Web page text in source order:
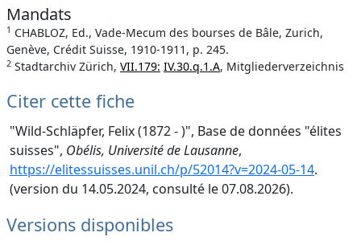
Mandats
1 CHABLOZ, Ed., Vade-Mecum des bourses de Bâle, Zurich,
Genève, Crédit Suisse, 1910-1911, p. 245.
2 Stadtarchiv Zürich, VII.179: IV.30.q.1.A, Mitgliederverzeichnis
Citer cette fiche
"Wild-Schläpfer, Felix (1872 - )", Base de données "élites
suisses", Obélis, Université de Lausanne,
https://elitessuisses.unil.ch/p/52014?v=2024-05-14.
(version du 14.05.2024, consulté le 07.08.2026).
Versions disponibles